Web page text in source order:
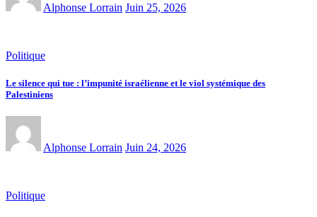
Alphonse Lorrain Juin 25, 2026
Politique
Le silence qui tue : l’impunité israélienne et le viol systémique des
Palestiniens
Alphonse Lorrain Juin 24, 2026
Politique